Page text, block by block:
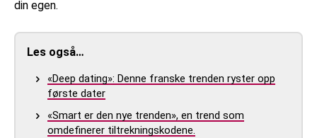
din egen.
Les også…
«Deep dating»: Denne franske trenden ryster opp
første dater
«Smart er den nye trenden», en trend som
omdefinerer tiltrekningskodene.